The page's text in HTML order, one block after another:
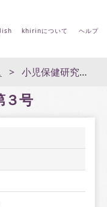
khirinについて ヘルプ
小児保健研究 第４２巻第３号
３号